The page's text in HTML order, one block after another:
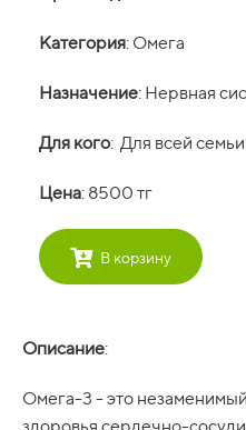
Категория: Омега
Назначение: Нервная
Для кого: Для всей семьи
Цена: 8500 тг
В корзину
Описание:
Омега-3 - это
здоровья сердечно-